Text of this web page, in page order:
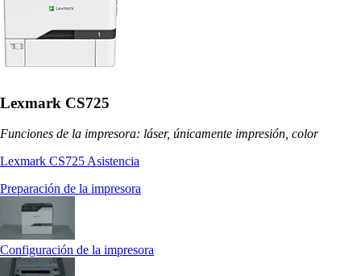
Lexmark CS725
Funciones de la impresora: láser, únicamente impresión, color
Lexmark CS725 Asistencia
Preparación de la impresora
Configuración de la impresora